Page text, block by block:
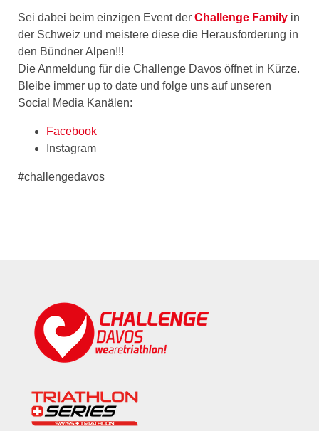
Sei dabei beim einzigen Event der Challenge Family in
der Schweiz und meistere diese die Herausforderung in
den Bündner Alpen!!!
Die Anmeldung für die Challenge Davos öffnet in Kürze.
Bleibe immer up to date und folge uns auf unseren
Social Media Kanälen:
Facebook
Instagram
#challengedavos